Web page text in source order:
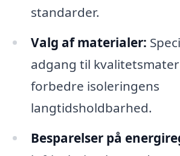
standarder.
Valg af materialer:
adgang til
forbedre isoleringens
langtidsholdbarhed.
Besparelser på